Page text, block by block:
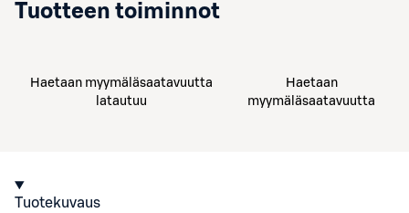
Tuotteen toiminnot
Haetaan myymäläsaatavuutta
latautuu
Haetaan
myymäläsaatavuutta
Tuotekuvaus